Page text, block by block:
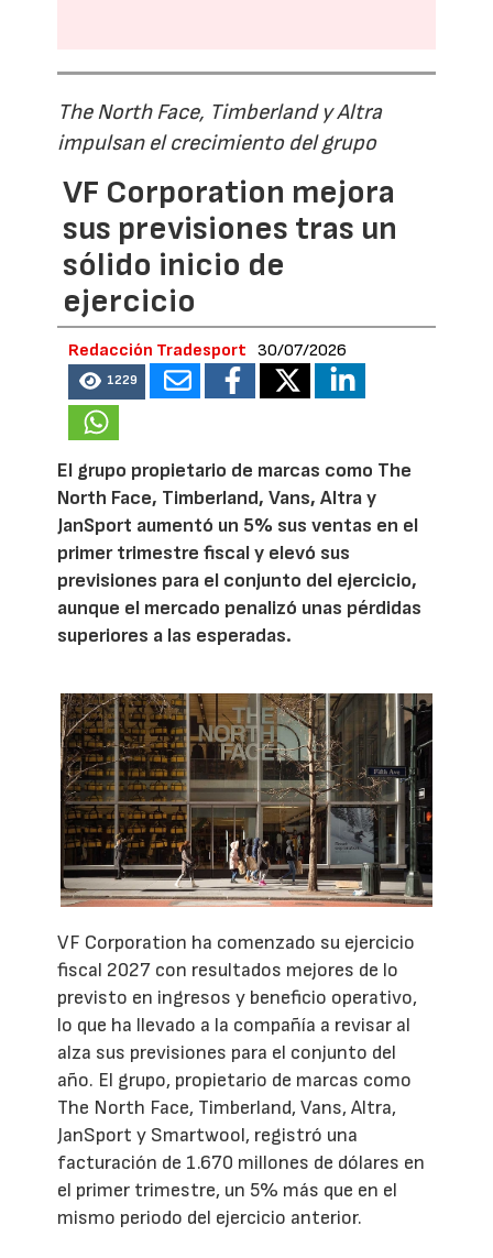
The North Face, Timberland y Altra
impulsan el crecimiento del grupo
VF Corporation mejora
sus previsiones tras un
sólido inicio de
ejercicio
Redacción Tradesport 30/07/2026
1229
El grupo propietario de marcas como The
North Face, Timberland, Vans, Altra y
JanSport aumentó un 5% sus ventas en el
primer trimestre fiscal y elevó sus
previsiones para el conjunto del ejercicio,
aunque el mercado penalizó unas pérdidas
superiores a las esperadas.
VF Corporation ha comenzado su ejercicio
fiscal 2027 con resultados mejores de lo
previsto en ingresos y beneficio operativo,
lo que ha llevado a la compañía a revisar al
alza sus previsiones para el conjunto del
año. El grupo, propietario de marcas como
The North Face, Timberland, Vans, Altra,
JanSport y Smartwool, registró una
facturación de 1.670 millones de dólares en
el primer trimestre, un 5% más que en el
mismo periodo del ejercicio anterior.